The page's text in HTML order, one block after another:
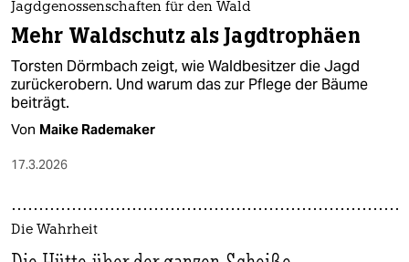
Jagdgenossenschaften für den Wald
Mehr Waldschutz als Jagdtrophäen
Torsten Dörmbach zeigt, wie Waldbesitzer die Jagd
zurückerobern. Und warum das zur Pflege der Bäume
beiträgt.
Von Maike Rademaker
17.3.2026
Die Wahrheit